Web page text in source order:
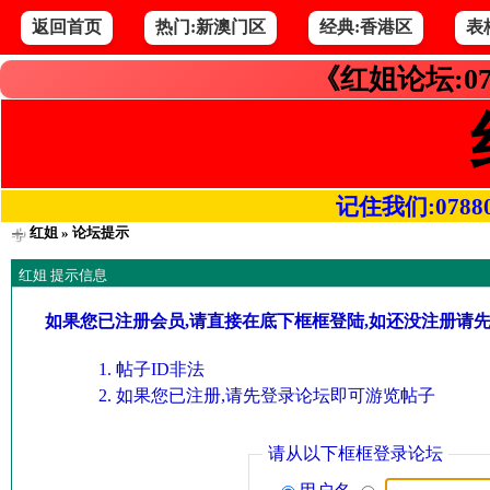
返回首页 热门:新澳门区 经典:香港区 表
《红姐论坛
记住我们
红姐» 论坛提示
红姐 提示信息
如果您已注册会员,请直接在底下框框登陆,如还没注册请
帖子ID非法
如果您已注册,请先登录论坛即可游览帖子
请从以下框框登录论坛